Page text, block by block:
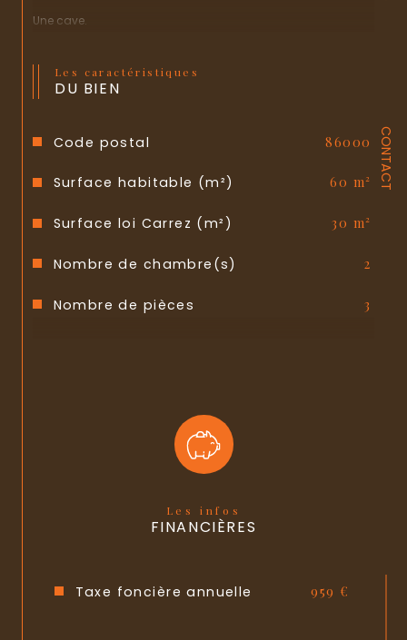
CONTACT
Une cave.
coté de l'appartement.
A visiter rapidement.
Les caractéristiques
DU BIEN
Code postal 86000
Surface habitable (m²) 60 m²
Surface loi Carrez (m²) 30 m²
Nombre de chambre(s) 2
Nombre de pièces 3
Nb de salle d'eau
Les infos
FINANCIÈRES
Taxe foncière annuelle 959 €